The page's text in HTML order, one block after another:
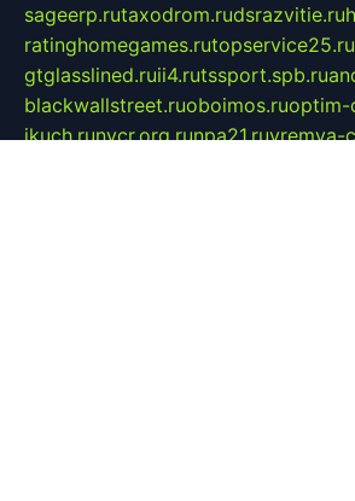
sageerp.rutaxodrom.rudsrazvitie.ru
ratinghomegames.rutopservice25.ru
gtglasslined.ruii4.rutssport.spb.ru
blackwallstreet.ruoboimos.ruoptim-
ikuch.runycr.org.runpa21.ruvremya-